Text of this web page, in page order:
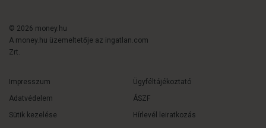
© 2026 money.hu
A money.hu üzemeltetője az ingatlan.com
Zrt.
Impresszum
Ügyféltájékoztató
Adatvédelem
ÁSZF
Sütik kezelése
Hírlevél leiratkozás